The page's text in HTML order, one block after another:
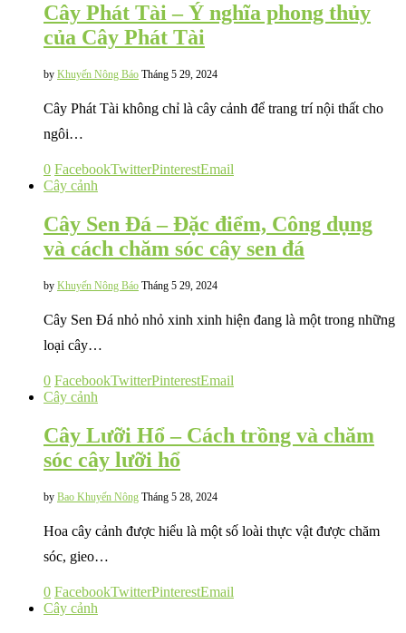
Cây Phát Tài – Ý nghĩa phong thủy
của Cây Phát Tài
by Khuyến Nông Báo Tháng 5 29, 2024
Cây Phát Tài không chỉ là cây cảnh để trang trí nội thất cho
ngôi…
0 FacebookTwitterPinterestEmail
Cây cảnh
Cây Sen Đá – Đặc điểm, Công dụng
và cách chăm sóc cây sen đá
by Khuyến Nông Báo Tháng 5 29, 2024
Cây Sen Đá nhỏ nhỏ xinh xinh hiện đang là một trong những
loại cây…
0 FacebookTwitterPinterestEmail
Cây cảnh
Cây Lưỡi Hổ – Cách trồng và chăm
sóc cây lưỡi hổ
by Bao Khuyến Nông Tháng 5 28, 2024
Hoa cây cảnh được hiểu là một số loài thực vật được chăm
sóc, gieo…
0 FacebookTwitterPinterestEmail
Cây cảnh